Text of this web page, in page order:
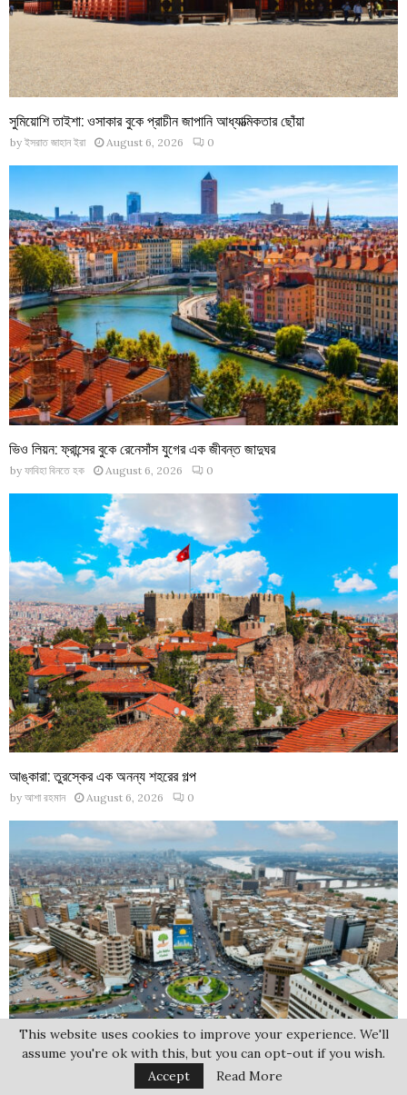
সুমিয়োশি তাইশা: ওসাকার বুকে প্রাচীন জাপানি আধ্যাত্মিকতার ছোঁয়া
by ইসরাত জাহান ইরা August 6, 2026 0
ভিও লিয়ন: ফ্রান্সের বুকে রেনেসাঁস যুগের এক জীবন্ত জাদুঘর
by ফাবিহা বিনতে হক August 6, 2026 0
আঙ্কারা: তুরস্কের এক অনন্য শহরের গল্প
by আশা রহমান August 6, 2026 0
This website uses cookies to improve your experience. We'll
assume you're ok with this, but you can opt-out if you wish.
Accept
Read More